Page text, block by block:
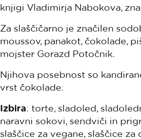
knjigi Vladimirja Nabokova,
Za slaščičarno je značilen
moussov, panakot, čokolade,
mojster Gorazd Potočnik.
Njihova posebnost so
vrst čokolade.
Izbira: torte, sladoled,
naravni sokovi, sendviči in
slaščice za vegane, slaščice